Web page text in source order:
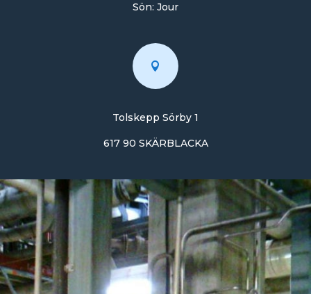
Sön: Jour

Tolskepp Sörby 1
617 90 SKÄRBLACKA